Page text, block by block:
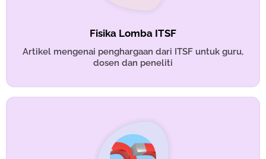
Fisika Lomba ITSF
Artikel mengenai penghargaan dari ITSF untuk guru,
dosen dan peneliti